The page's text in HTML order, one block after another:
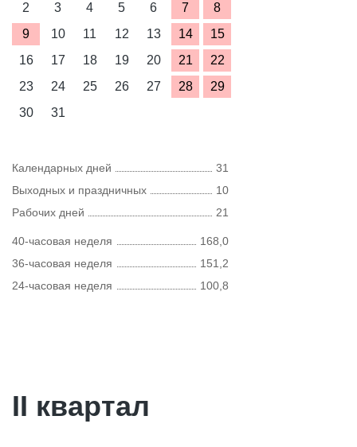
2
3 4 5 6 7
8
9
10 11 12 13 14
15
16
17 18 19 20 21
22
23
24 25 26 27 28
29
30
31
Календарных дней
31
Выходных и праздничных
10
Рабочих дней
21
40-часовая неделя
168,0
36-часовая неделя
151,2
24-часовая неделя
100,8
II квартал